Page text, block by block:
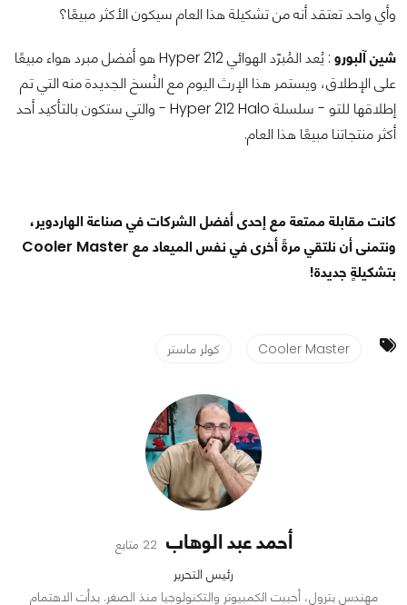
وأي واحد تعتقد أنه من تشكيلة هذا العام سيكون الأكثر مبيعًا؟
شين آلبورو
: يُعد المُبرّد الهوائي Hyper 212 هو أفضل مبرد هواء مبيعًا
على الإطلاق، ويستمر هذا الإرث اليوم مع النُسخ الجديدة منه التي تم
إطلاقها للتو - سلسلة Hyper 212 Halo - والتي ستكون بالتأكيد أحد
أكثر منتجاتنا مبيعًا هذا العام.
كانت مقابلة ممتعة مع إحدى أفضل الشركات في صناعة الهاردوير،
ونتمنى أن نلتقي مرةً أخرى في نفس الميعاد مع Cooler Master
بتشكيلةٍ جديدة!
Cooler Master كولر ماستر
أحمد عبد الوهاب 22 متابع
رئيس التحرير
مهندس بترول، أحببت الكمبيوتر والتكنولوجيا منذ الصغر. بدأت الاهتمام